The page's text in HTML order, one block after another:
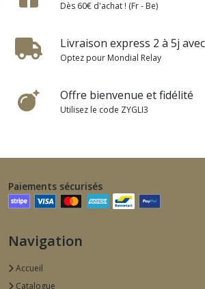
Dès 60€ d'achat ! (Fr - Be)
Livraison express 2 à 5j
Optez pour Mondial Relay
Offre bienvenue et fidélité
Utilisez le code ZYGLI3
Paiements sécurisés
Navigation
Accueil
Catalogue